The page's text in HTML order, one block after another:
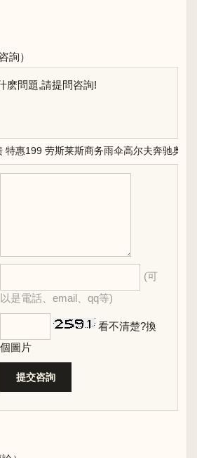
詢）
麽問題,請提問咨詢!
(可
以是電話、email、qq等)
看不清楚?換
個圖片